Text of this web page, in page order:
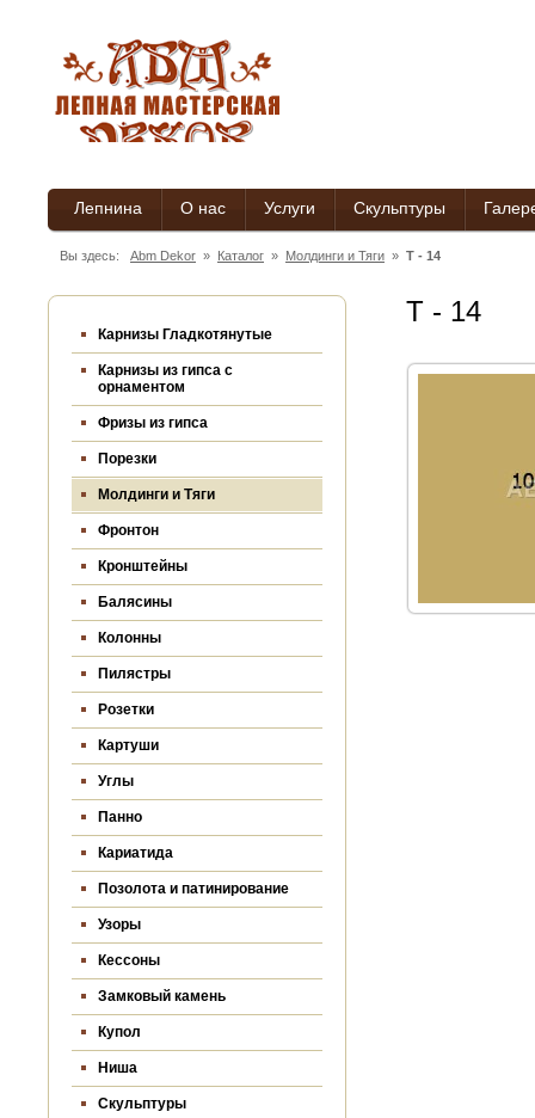
Лепнина О нас Услуги Скульптуры
Вы здесь: Abm Dekor » Каталог » Молдинги и Тяги » Т - 14
Карнизы Гладкотянутые
Карнизы из гипса c
орнаментом
Фризы из гипса
Порезки
Молдинги и Тяги
Фронтон
Кронштейны
Балясины
Колонны
Пилястры
Розетки
Картуши
Углы
Панно
Кариатида
Позолота и патинирование
Узоры
Кессоны
Замковый камень
Купол
Ниша
Скульптуры
Т - 14